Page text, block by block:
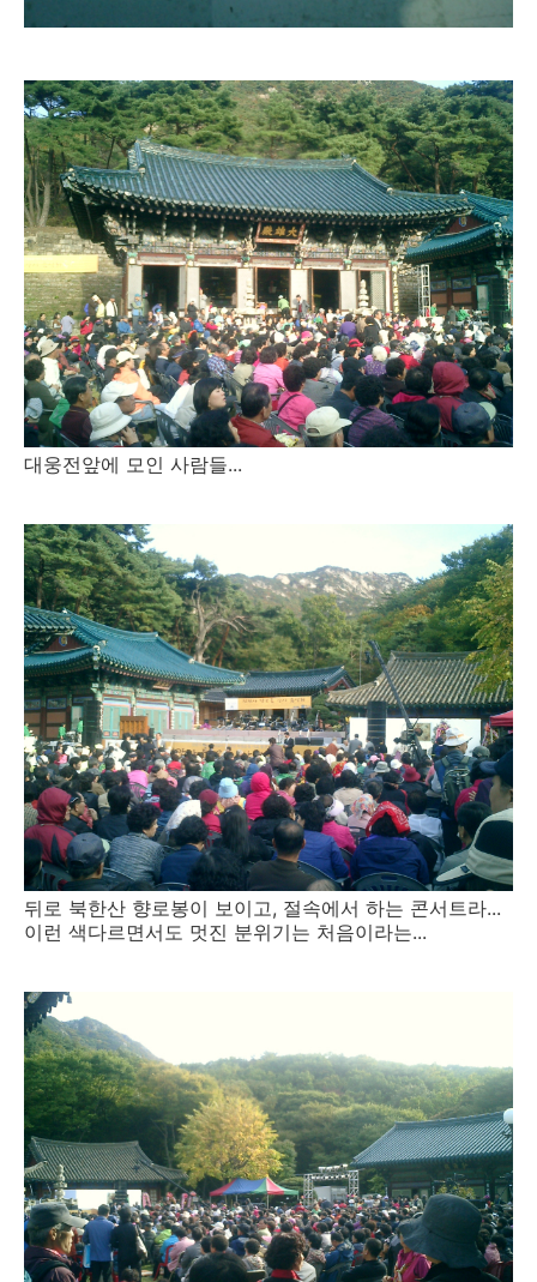
대웅전앞에 모인 사람들...
뒤로 북한산 향로봉이 보이고, 절속에서 하는 콘서트라...
이런 색다르면서도 멋진 분위기는 처음이라는...